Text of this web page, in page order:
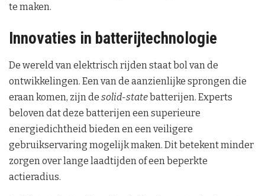
te maken.
Innovaties in batterijtechnologie
De wereld van elektrisch rijden staat bol van de
ontwikkelingen. Een van de aanzienlijke sprongen die
eraan komen, zijn de solid-statebatterijen. Experts
beloven dat deze batterijen een superieure
energiedichtheid bieden en een veiligere
gebruikservaring mogelijk maken. Dit betekent minder
zorgen over lange laadtijden of een beperkte
actieradius.